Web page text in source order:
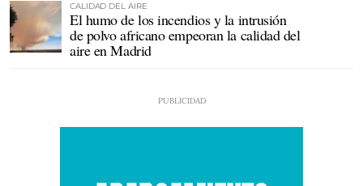
CALIDAD DEL AIRE
El humo de los incendios y la intrusión
de polvo africano empeoran la calidad del
aire en Madrid